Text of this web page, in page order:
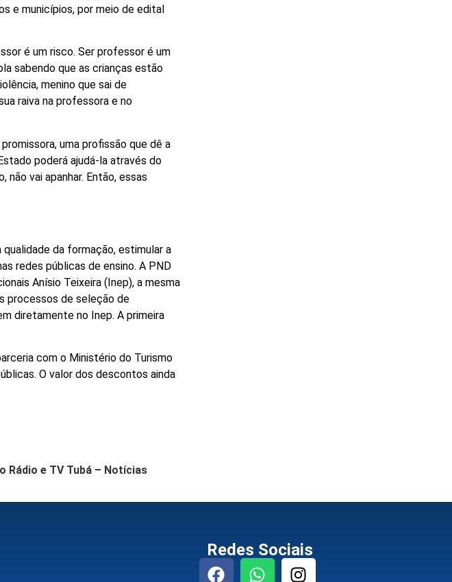
e municípios, por meio de edital
é um risco. Ser professor é um
sabendo que as crianças estão
menino que sai de
raiva na professora e no
uma profissão que dê a
poderá ajudá-la através do
vai apanhar. Então, essas
qualidade da formação, estimular a
redes públicas de ensino. A PND
Anísio Teixeira (Inep), a mesma
processos de seleção de
diretamente no Inep. A primeira
com o Ministério do Turismo
O valor dos descontos ainda
Rádio e TV Tubá – Notícias
Redes Sociais